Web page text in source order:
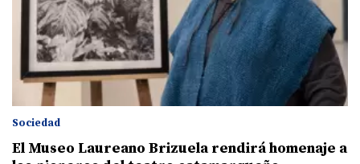
Sociedad
El Museo Laureano Brizuela rendirá homenaje a